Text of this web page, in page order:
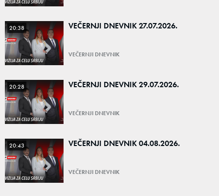
20:38 VEČERNJI DNEVNIK 27.07.2026.
VEČERNJI DNEVNIK
20:28 VEČERNJI DNEVNIK 29.07.2026.
VEČERNJI DNEVNIK
20:43 VEČERNJI DNEVNIK 04.08.2026.
VEČERNJI DNEVNIK